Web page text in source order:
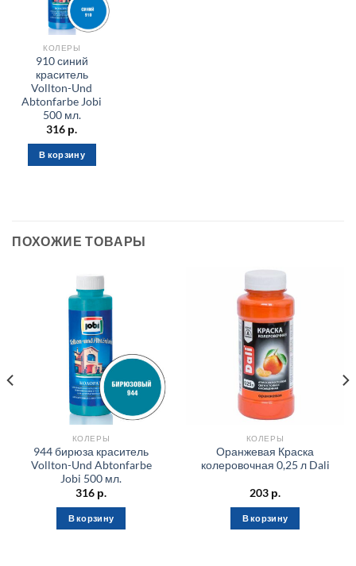
КОЛЕРЫ
910 синий
краситель
Vollton-Und
Abtonfarbe Jobi
500 мл.
316 р.
В корзину
ПОХОЖИЕ ТОВАРЫ
КОЛЕРЫ
944 бирюза краситель
Vollton-Und Abtonfarbe
Jobi 500 мл.
316 р.
В корзину
КОЛЕРЫ
Оранжевая Краска
колеровочная 0,25 л Dali
203 р.
В корзину